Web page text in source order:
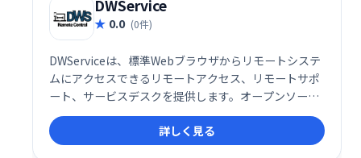
DWService
0.0 (0件)
DWServiceは、標準Webブラウザからリモートシステ
ムにアクセスできるリモートアクセス、リモートサポ
ート、サービスデスクを提供します。オープンソース
のクライアントを採用し、手軽にリモート作業を実
現。システム管理やサポート業務の効率化に貢献しま
す。
詳しく見る